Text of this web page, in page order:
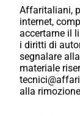
Affaritaliani,
internet,
accertarne il
i diritti di
segnalare
materiale
alla